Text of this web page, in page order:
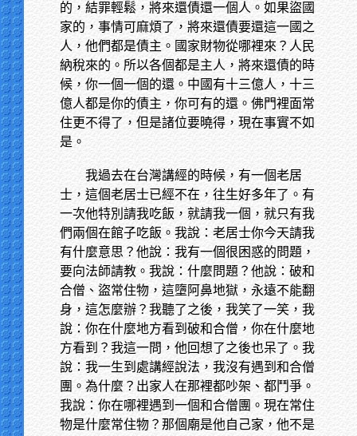
的，結罪輕鬆，將來還債還一個人。如果盜國
家的，事情可麻煩了，將來還債要還這一國之
人，他們都是債主。國家財物從哪裡來？人民
納稅來的。所以各個都是主人，將來還債的時
候，你一個一個的還。中國有十三億人，十三
億人都是你的債主，你可有的還。佛門裡面常
住更不得了，但是諸位要曉得，現在事實不如
是。
我過去在台灣講經的時候，有一個老居
士，這個老居士已經不在，往生好多年了。有
一次他特別請我吃飯，就請我一個，就只有我
們兩個在館子吃飯。我說：老居士你今天請我
有什麼意思？他說：我有一個很困惑的問題，
要向法師請教。我說：什麼問題？他說：破和
合僧、盜常住物，這墮阿鼻地獄，永遠不能翻
身，這怎麼辦？我聽了之後，我笑了一笑，我
說：你在什麼地方看到破和合僧，你在什麼地
方看到？我這一問，他回想了之後也呆了。我
說：我一生到處講經說法，我沒有遇到和合僧
團。為什麼？出家人在那裡都吵架、都鬥爭。
我說：你在哪裡遇到一個和合僧團。現在常住
物是什麼常住物？那個廟是他自己家，他不是